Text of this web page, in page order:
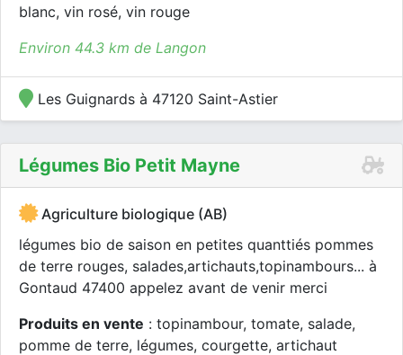
blanc, vin rosé, vin rouge
Environ 44.3 km de Langon
Les Guignards à 47120 Saint-Astier
Légumes Bio Petit Mayne
Agriculture biologique (AB)
légumes bio de saison en petites quanttiés pommes
de terre rouges, salades,artichauts,topinambours... à
Gontaud 47400 appelez avant de venir merci
Produits en vente : topinambour, tomate, salade,
pomme de terre, légumes, courgette, artichaut